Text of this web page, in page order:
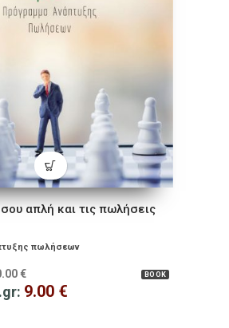
απλή και τις πωλήσεις
πωλήσεων
BOOK
€
9.00 €